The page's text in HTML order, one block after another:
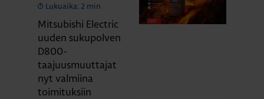
Lukuaika: 2 min
Mitsubishi Electric
uuden sukupolven
D800-
taajuusmuuttajat
nyt valmiina
toimituksiin